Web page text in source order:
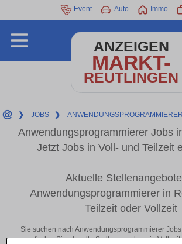
Event Auto Immo
ANZEIGEN
MARKT-
REUTLINGEN
❯ JOBS ❯ ANWENDUNGSPROGRAMMIERER
Anwendungsprogrammierer Jobs
Jetzt Jobs in Voll- und Teilzeit
Aktuelle
Anwendungsprogrammierer in
Teilzeit oder Vollzeit
Sie suchen nach Anwendungsprogrammierer
uns finden Sie aktuelle Stellenangebote in